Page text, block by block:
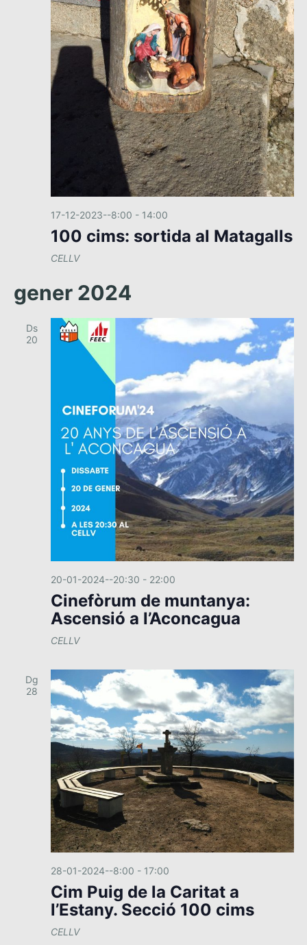
a
v
e
g
a
c
i
ó
v
i
s
u
a
l
i
t
z
a
c
n
e
v
n
m
e
n
t
17-12-2023--8:00 - 14:00
100 cims: sortida al Matagalls
CELLV
gener 2024
Ds
20
20-01-2024--20:30 - 22:00
Cinefòrum de muntanya:
Ascensió a l’Aconcagua
CELLV
Dg
28
28-01-2024--8:00 - 17:00
Cim Puig de la Caritat a
l’Estany. Secció 100 cims
CELLV